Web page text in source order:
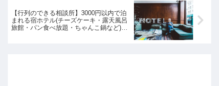
【行列のできる相談所】3000円以内で泊
まれる宿ホテル(チーズケーキ・露天風呂
旅館・パン食べ放題・ちゃんこ鍋など)11